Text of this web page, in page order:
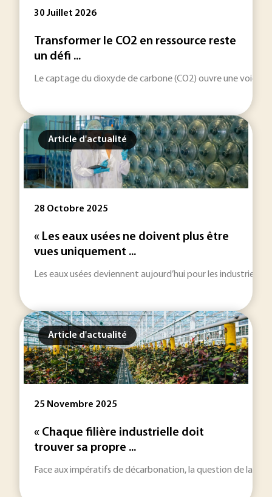
30 Juillet 2026
Transformer le CO2 en ressource reste
un défi ...
Le captage du dioxyde de carbone (CO2) ouvre une voie
Article d'actualité
28 Octobre 2025
« Les eaux usées ne doivent plus être
vues uniquement ...
Les eaux usées deviennent aujourd’hui pour les industriels
Article d'actualité
25 Novembre 2025
« Chaque filière industrielle doit
trouver sa propre ...
Face aux impératifs de décarbonation, la question de la